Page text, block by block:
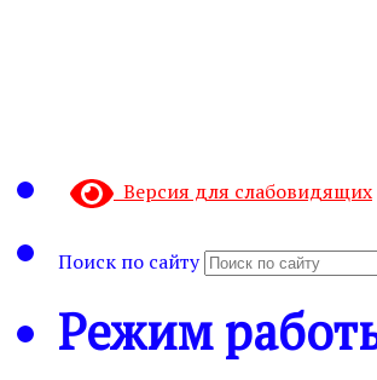
Версия для слабовидящих
Поиск по сайту
Режим